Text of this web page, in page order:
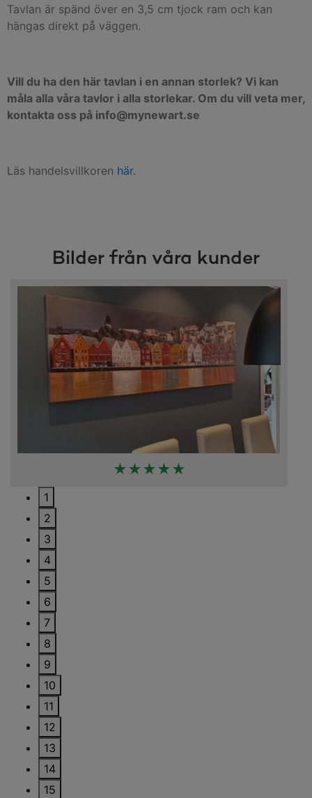
Tavlan är spänd över en 3,5 cm tjock ram och kan
hängas direkt på väggen.
Vill du ha den här tavlan i en annan storlek? Vi kan
måla alla våra tavlor i alla storlekar. Om du vill veta mer,
kontakta oss på info@mynewart.se
Läs handelsvillkoren här.
Bilder från våra kunder
★★★★★
1
2
3
4
5
6
7
8
9
10
11
12
13
14
15